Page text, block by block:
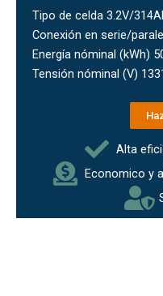
Tipo de celda 3.2V/
Conexión en serie/
Energía nóminal (kWh)
Tensión nóminal (V)
Alta
Economico y